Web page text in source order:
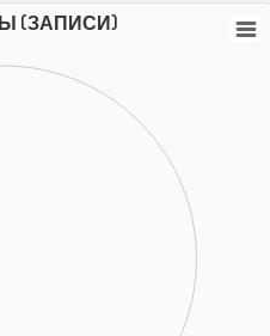
(ЗАПИСИ)